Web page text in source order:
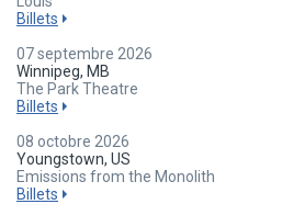
Billets
07 septembre 2026
Winnipeg, MB
The Park Theatre
Billets
08 octobre 2026
Youngstown, US
Emissions from the Monolith
Billets